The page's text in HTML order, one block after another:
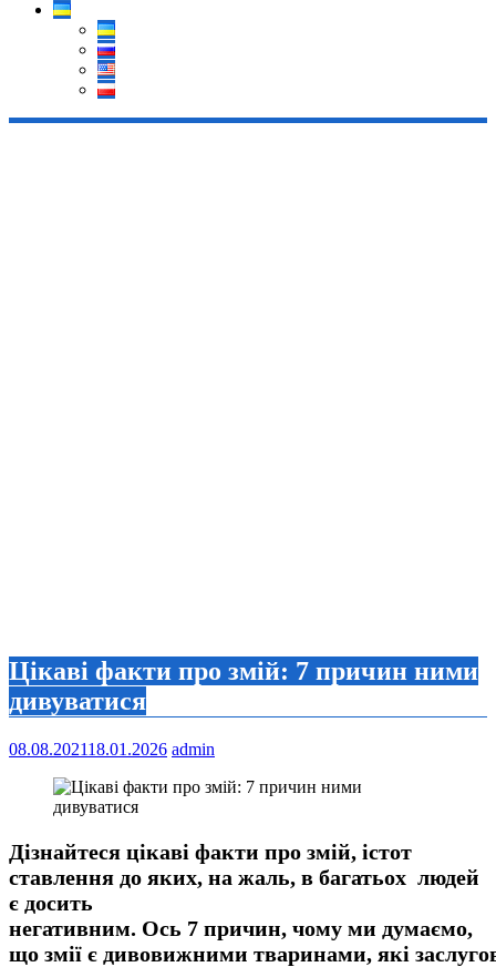
Цікаві факти про змій: 7 причин ними
дивуватися
08.08.202118.01.2026 admin
Дізнайтеся цікаві факти про змій, істот
ставлення до яких, на жаль, в багатьох людей
є досить
негативним. Ось 7 причин, чому ми думаємо,
що змії є дивовижними тваринами, які